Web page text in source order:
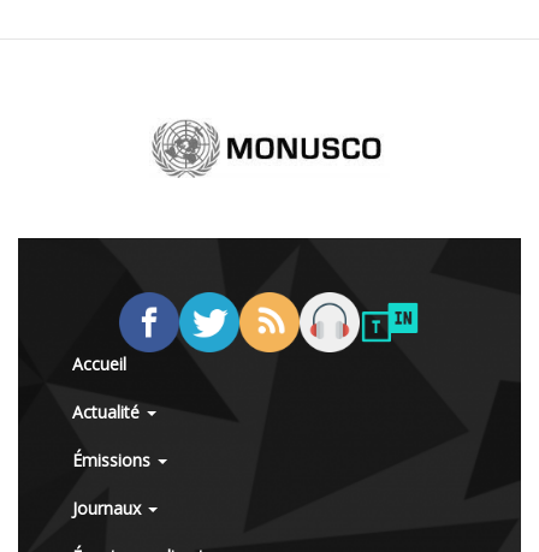
Accueil
Actualité
Émissions
Journaux